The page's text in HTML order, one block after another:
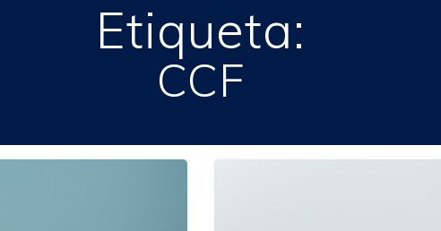
Etiqueta:
CCF